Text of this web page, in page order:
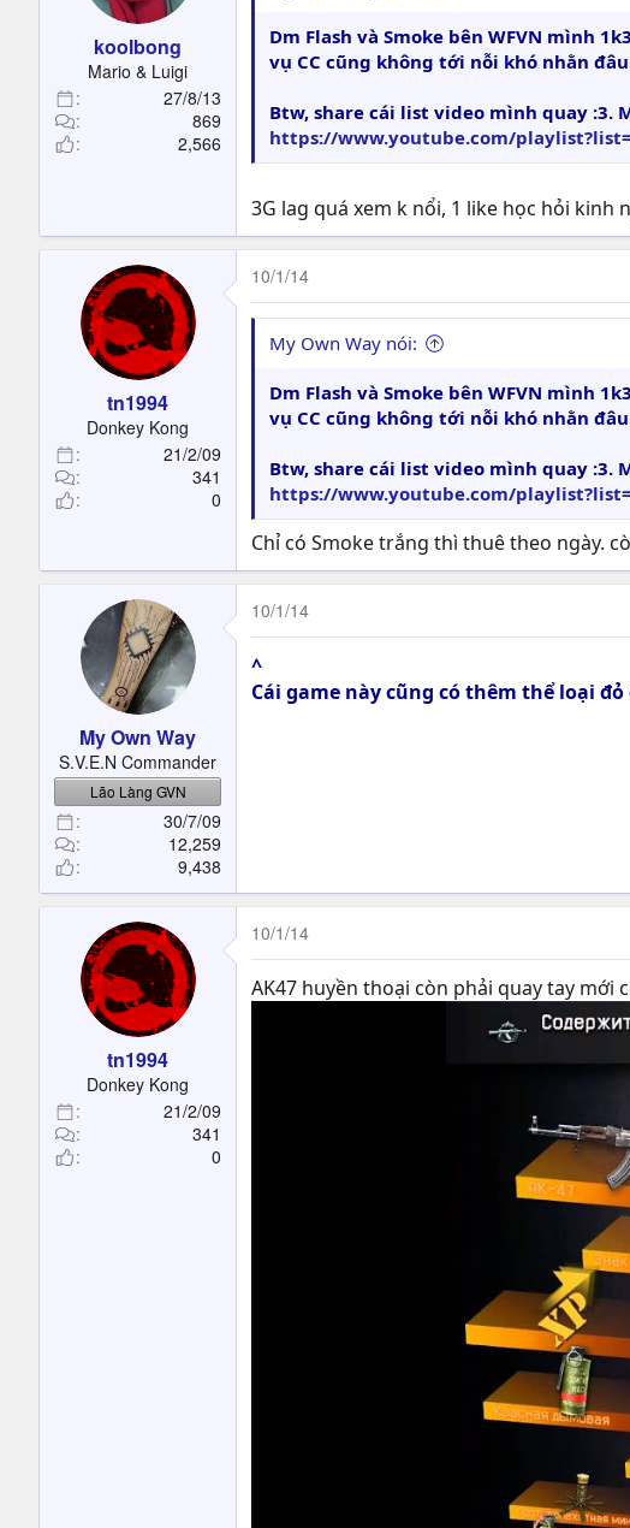
koolbong
Mario & Luigi
27/8/13
869
2,566
Dm Flash và Smoke bên WFVN mình
vụ CC cũng không tới nỗi khó nhằn
Btw, share cái list video mình quay :3.
https://www.youtube.com/
3G lag quá xem k nổi, 1 like học hỏi kinh
tn1994
Donkey Kong
21/2/09
341
0
10/1/14
My Own Way nói:
Dm Flash và Smoke bên WFVN mình
vụ CC cũng không tới nỗi khó nhằn
Btw, share cái list video mình quay :3.
https://www.youtube.com/
Chỉ có Smoke trắng thì thuê theo ngày.
My Own Way
S.V.E.N Commander
Lão Làng GVN
30/7/09
12,259
9,438
10/1/14
^
Cái game này cũng có thêm thể loại đỏ
tn1994
Donkey Kong
21/2/09
341
0
10/1/14
AK47 huyền thoại còn phải quay tay mới